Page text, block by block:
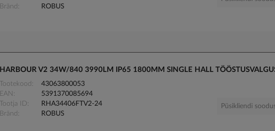
Bränd
ROBUS
HARBOUR V2 34W/840 3990LM IP65 1800MM SINGLE HALL
Tootekood
43063800053
EAN
5391370085694
Tootja ID
RHA34406FTV2-24
Bränd
ROBUS
Püsikliendi